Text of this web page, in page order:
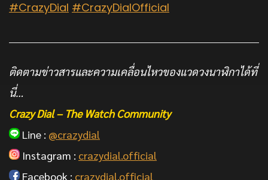
เรื่องเชิงสร้างสรรค์ ที่สามารถสร้างสังคมการเรียนรู้ แลกเปลี่ยนเกี่ยวกับ
ข้อมูลนาฬิกา สร้างแรงบรรดาลใจให้กับคนที่ชื่นชอบนาฬิกามือใหม่
รวมถึงนักสะสมนาฬิกามือเก่า ขอบคุณที่มาเป็นส่วนนึง และร่วมแบ่งบัน
ประสบการณ์ไปพร้อมๆกัน กับ Crazy Dial